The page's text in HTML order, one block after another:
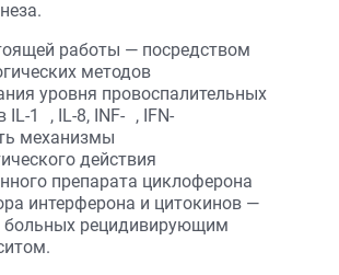
работы — посредством
методов
уровня провоспалительных
IL-1
, IL-8, INF- , IFN-
механизмы
действия
препарата циклоферона
интерферона и цитокинов —
больных рецидивирующим